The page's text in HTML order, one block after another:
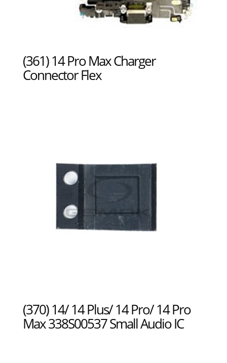
(361) 14 Pro Max Charger
Connector Flex
(370) 14/ 14 Plus/ 14 Pro/ 14 Pro
Max 338S00537 Small Audio IC